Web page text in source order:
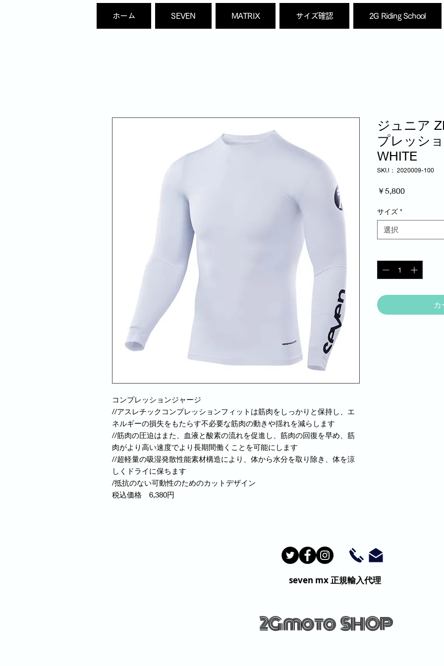
ホーム SEVEN MATRIX サイズ確認 2G Riding School
コンプレッションジャージ
//アスレチックコンプレッションフィットは筋肉をしっかりと保持し、エ
ネルギーの損失をもたらす不必要な筋肉の動きや揺れを減らします
//筋肉の圧迫はまた、血液と酸素の流れを促進し、筋肉の回復を早め、筋
肉がより高い速度でより長期間働くことを可能にします
//超軽量の吸湿発散性能素材構造により、体から水分を取り除き、体を涼
しくドライに保ちます
/抵抗のない可動性のためのカットデザイン
税込価格 6,380円
ジュニア
プレッシ
WHITE
SKU： 2020009-100
￥5,800価
サイズ *
選択
カ
seven mx 正規輸入代理
2G motoSHOP